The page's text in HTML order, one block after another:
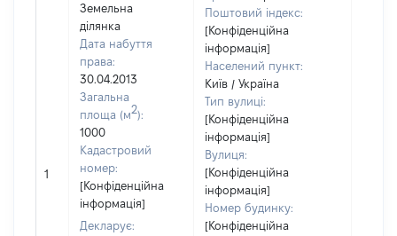
1
Земельна
ділянка
Дата набуття
права:
30.04.2013
Загальна
площа (м2):
1000
Кадастровий
номер:
[Конфіденційна
інформація]
Декларує:
Поштовий індекс:
[Конфіденційна
інформація]
Населений пункт:
Київ / Україна
Тип вулиці:
[Конфіденційна
інформація]
Вулиця:
[Конфіденційна
інформація]
Номер будинку:
[Конфіденційна